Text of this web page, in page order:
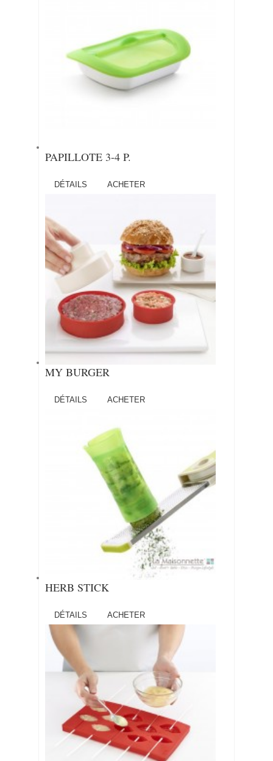
PAPILLOTE 3-4 P.
DÉTAILS ACHETER
MY BURGER
DÉTAILS ACHETER
HERB STICK
DÉTAILS ACHETER